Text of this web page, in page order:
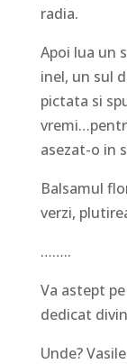
radia.
Apoi lua un
inel, un sul
pictata si
asezat-o in
Balsamul
verzi,
……..
Va astept
dedicat
Unde?